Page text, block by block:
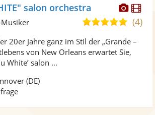
Fotos
salon orchestra
5,0
5
Sternen
(4)
Musiker
20er Jahre ganz im Stil der „Grande –
von New Orleans erwartet Sie,
White’ salon ...
(DE)